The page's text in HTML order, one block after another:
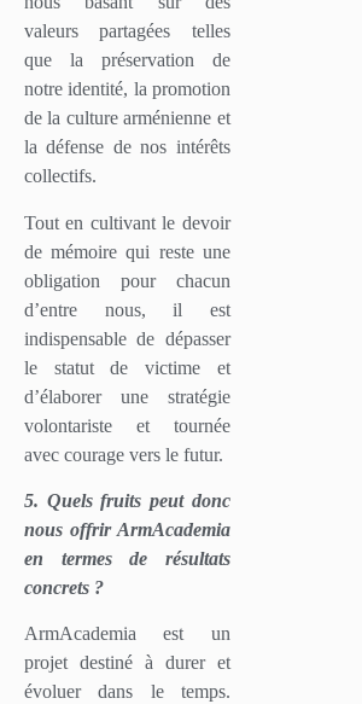
valeurs partagées telles
que la préservation de
notre identité, la promotion
de la culture arménienne et
la défense de nos intérêts
collectifs.
Tout en cultivant le devoir
de mémoire qui reste une
obligation pour chacun
d’entre nous, il est
indispensable de dépasser
le statut de victime et
d’élaborer une stratégie
volontariste et tournée
avec courage vers le futur.
5. Quels fruits peut donc
nous offrir ArmAcademia
en termes de résultats
concrets ?
ArmAcademia est un
projet destiné à durer et
évoluer dans le temps.